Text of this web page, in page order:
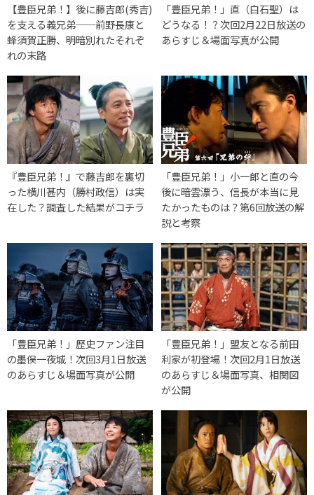
【豊臣兄弟！】後に藤吉郎(秀吉)
を支える義兄弟──前野長康と
蜂須賀正勝、明暗別れたそれぞ
れの末路
「豊臣兄弟！」直（白石聖）は
どうなる！？次回2月22日放送の
あらすじ＆場面写真が公開
『豊臣兄弟！』で藤吉郎を裏切
った横川甚内（勝村政信）は実
在した？調査した結果がコチラ
「豊臣兄弟！」小一郎と直の今
後に暗雲漂う、信長が本当に見
たかったものは？第6回放送の解
説と考察
「豊臣兄弟！」歴史ファン注目
の墨俣一夜城！次回3月1日放送
のあらすじ＆場面写真が公開
「豊臣兄弟！」盟友となる前田
利家が初登場！次回2月1日放送
のあらすじ＆場面写真、相関図
が公開